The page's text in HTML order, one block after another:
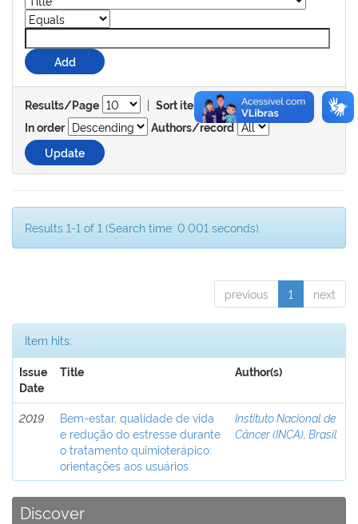
Results/Page | Sort items by
In order
Authors/record
Results 1-1 of 1 (Search time: 0.001 seconds).
previous 1 next
Item hits:
Issue
Date
Title Author(s)
2019
Bem-estar, qualidade de vida
e redução do estresse durante
o tratamento quimioterápico:
orientações aos usuários
Instituto Nacional de
Câncer (INCA), Brasil
Discover